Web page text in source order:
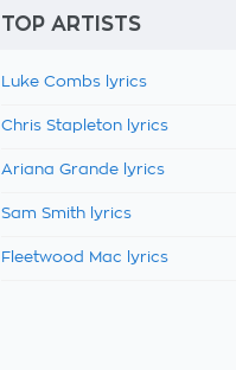
TOP ARTISTS
Luke Combs lyrics
Chris Stapleton lyrics
Ariana Grande lyrics
Sam Smith lyrics
Fleetwood Mac lyrics